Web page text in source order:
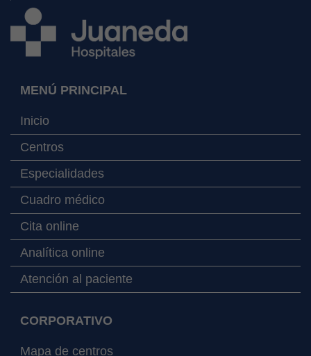
MENÚ PRINCIPAL
Inicio
Centros
Especialidades
Cuadro médico
Cita online
Analítica online
Atención al paciente
CORPORATIVO
Mapa de centros